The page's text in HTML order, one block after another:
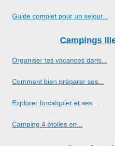
Guide complet pour un sejour...
Campings
Organiser tes vacances dans...
Comment bien préparer ses...
Explorer forcalquier et ses...
Camping 4 étoiles en...